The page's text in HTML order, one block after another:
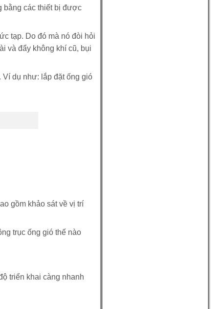
bằng các thiết bị được
tạp. Do đó mà nó đòi hỏi
và đẩy không khí cũ, bụi
Ví dụ như: lắp đặt ống gió
gồm khảo sát về vị trí
trục ống gió thế nào
triển khai càng nhanh